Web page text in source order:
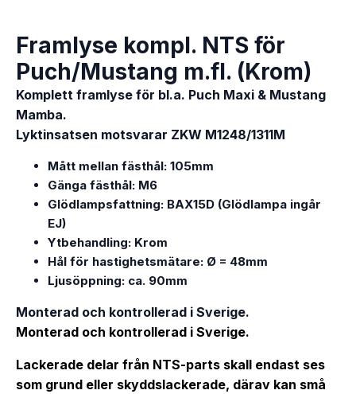
Framlyse kompl. NTS för
Puch/Mustang m.fl. (Krom)
Komplett framlyse för bl.a. Puch Maxi & Mustang
Mamba.
Lyktinsatsen motsvarar ZKW M1248/1311M
Mått mellan fästhål: 105mm
Gänga fästhål: M6
Glödlampsfattning: BAX15D (Glödlampa ingår
EJ)
Ytbehandling: Krom
Hål för hastighetsmätare: Ø = 48mm
Ljusöppning: ca. 90mm
Monterad och kontrollerad i Sverige.
Monterad och kontrollerad i Sverige.
Lackerade delar från NTS-parts skall endast ses
som grund eller skyddslackerade, därav kan små